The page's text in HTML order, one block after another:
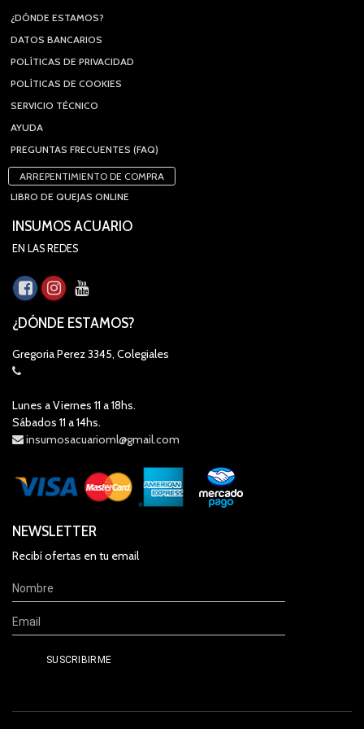
¿DÓNDE ESTAMOS?
DATOS BANCARIOS
POLÍTICAS DE PRIVACIDAD
POLÍTICAS DE COOKIES
SERVICIO TÉCNICO
AYUDA
PREGUNTAS FRECUENTES (FAQ)
ARREPENTIMIENTO DE COMPRA
LIBRO DE QUEJAS ONLINE
INSUMOS ACUARIO
EN LAS REDES
¿DÓNDE ESTAMOS?
Gregoria Perez 3345, Colegiales
Lunes a Viernes 11 a 18hs.
Sábados 11 a 14hs.
insumosacuarioml@gmail.com
NEWSLETTER
Recibí ofertas en tu email